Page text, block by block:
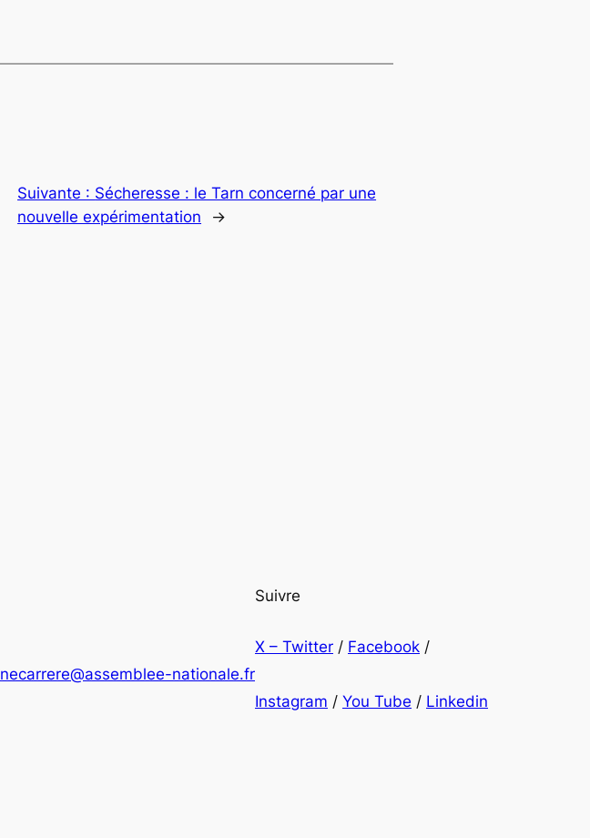
Suivante : Sécheresse : le Tarn concerné par une
nouvelle expérimentation
→
nationale.fr
Suivre
X – Twitter / Facebook /
Instagram / You Tube / Linkedin